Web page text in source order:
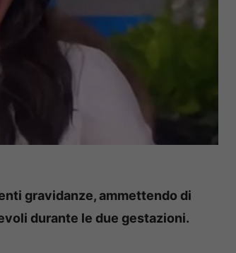
gravidanze, ammettendo di
durante le due gestazioni.